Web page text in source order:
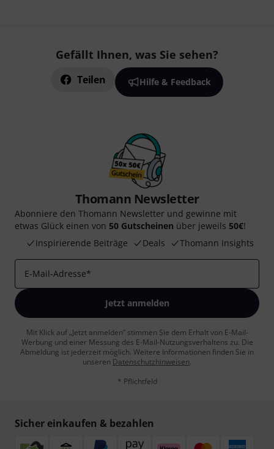
Gefällt Ihnen, was Sie sehen?
Teilen Hilfe & Feedback
Thomann Newsletter
Abonniere den Thomann Newsletter und gewinne mit
etwas Glück einen von 50 Gutscheinen über jeweils 50€!
Inspirierende Beiträge
Deals Thomann Insights
E-Mail-Adresse*
Jetzt anmelden
Mit Klick auf „Jetzt anmelden“ stimmen Sie dem Erhalt von E-Mail-
Werbung und einer Messung des E-Mail-Nutzungsverhaltens zu. Die
Abmeldung ist jederzeit möglich. Weitere Informationen finden Sie in
unseren Datenschutzhinweisen.
* Pflichtfeld
Sicher einkaufen & bezahlen